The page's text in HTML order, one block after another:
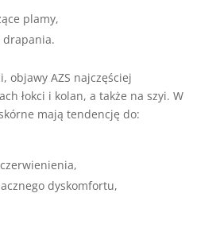
plamy,
objawy AZS najczęściej
łokci i kolan, a także na szyi. W
mają tendencję do:
dyskomfortu,